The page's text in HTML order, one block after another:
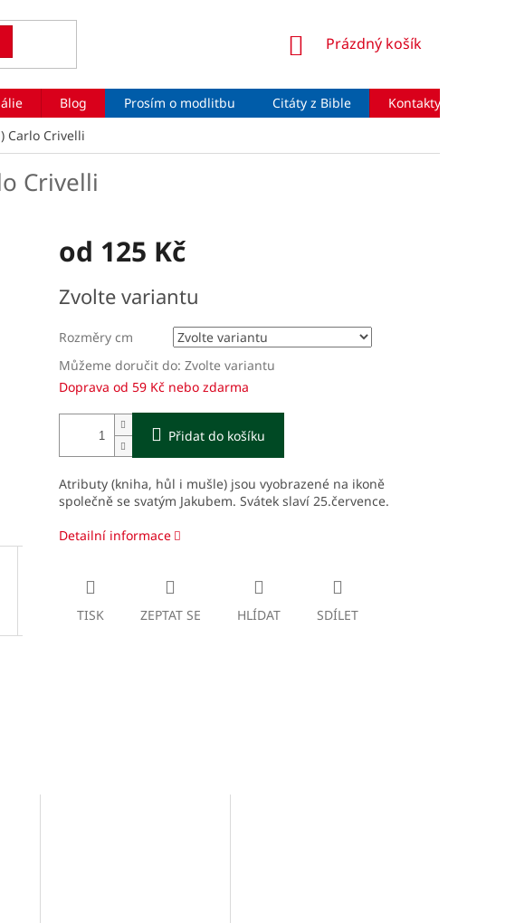
NÁKUPNÍ
Prázdný košík
Blog Prosím o modlitbu Citáty z Bible Kontakty
Carlo Crivelli
Crivelli
od 125 Kč
cena:
Zvolte variantu
Rozměry cm
Můžeme doručit do: Zvolte variantu
Doprava od 59 Kč nebo zdarma
Přidat do košíku
Atributy (kniha, hůl i mušle) jsou vyobrazené na ikoně
společně se svatým Jakubem. Svátek slaví 25.července.
Detailní informace
TISK ZEPTAT SE HLÍDAT SDÍLET